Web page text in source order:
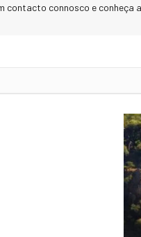
contacto connosco e conheça